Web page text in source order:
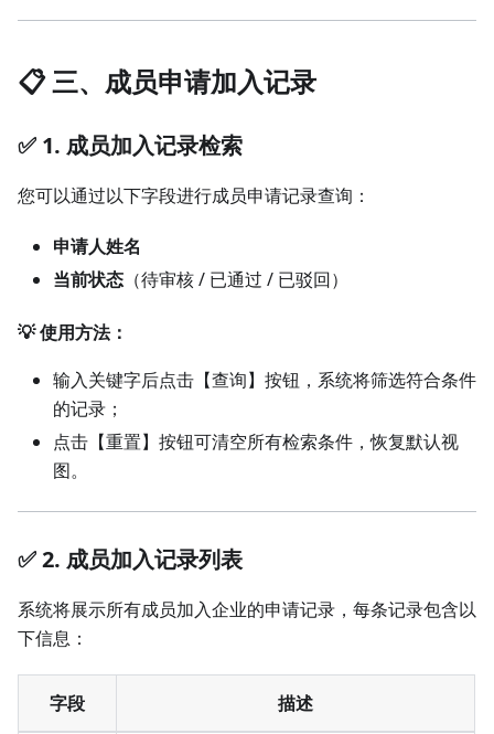
📋 三、成员申请加入记录
✅ 1. 成员加入记录检索
您可以通过以下字段进行成员申请记录查询：
申请人姓名
当前状态 （待审核 / 已通过 / 已驳回）
💡 使用方法：
输入关键字后点击【查询】按钮，系统将筛选符合条件
的记录；
点击【重置】按钮可清空所有检索条件，恢复默认视
图。
✅ 2. 成员加入记录列表
系统将展示所有成员加入企业的申请记录，每条记录包含以
下信息：
字段 描述